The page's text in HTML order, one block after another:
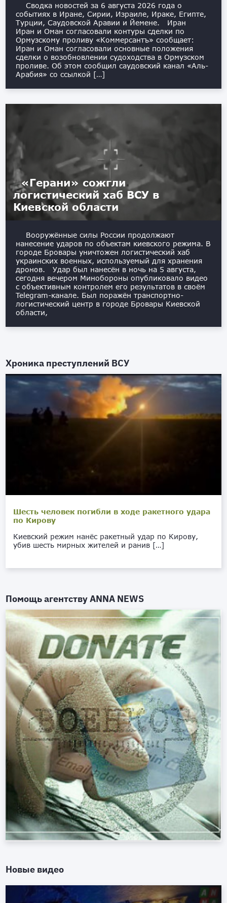
Сводка новостей за 6 августа 2026 года о
событиях в Иране, Сирии, Израиле, Ираке, Египте,
Турции, Саудовской Аравии и Йемене. Иран
Иран и Оман согласовали контуры сделки по
Ормузскому проливу «Коммерсантъ» сообщает:
Иран и Оман согласовали основные положения
сделки о возобновлении судоходства в Ормузском
проливе. Об этом сообщил саудовский канал «Аль-
Арабия» со ссылкой […]
«Герани» сожгли
логистический хаб ВСУ в
Киевской области
Вооружённые силы России продолжают
нанесение ударов по объектам киевского режима. В
городе Бровары уничтожен логистический хаб
украинских военных, используемый для хранения
дронов. Удар был нанесён в ночь на 5 августа,
сегодня вечером Минобороны опубликовало видео
с объективным контролем его результатов в своём
Telegram-канале. Был поражён транспортно-
логистический центр в городе Бровары Киевской
области,
Хроника преступлений ВСУ
Шесть человек погибли в ходе ракетного удара
по Кирову
Киевский режим нанёс ракетный удар по Кирову,
убив шесть мирных жителей и ранив […]
Помощь агентствуANNA NEWS
Новые видео